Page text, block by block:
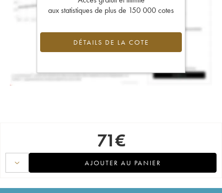
aux statistiques de plus de 150 000 cotes
DÉTAILS DE LA COTE
71€
AJOUTER AU PANIER